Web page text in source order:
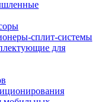
сплит-системы
для